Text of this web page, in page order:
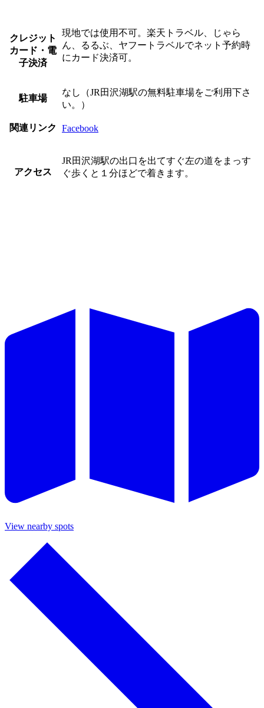
クレジット
カード・電
子決済
現地では使用不可。楽天トラベル、じゃら
ん、るるぶ、ヤフートラベルでネット予約時
にカード決済可。
駐車場
なし（JR田沢湖駅の無料駐車場をご利用下さ
い。）
関連リンク Facebook
アクセス
JR田沢湖駅の出口を出てすぐ左の道をまっす
ぐ歩くと１分ほどで着きます。
View nearby spots